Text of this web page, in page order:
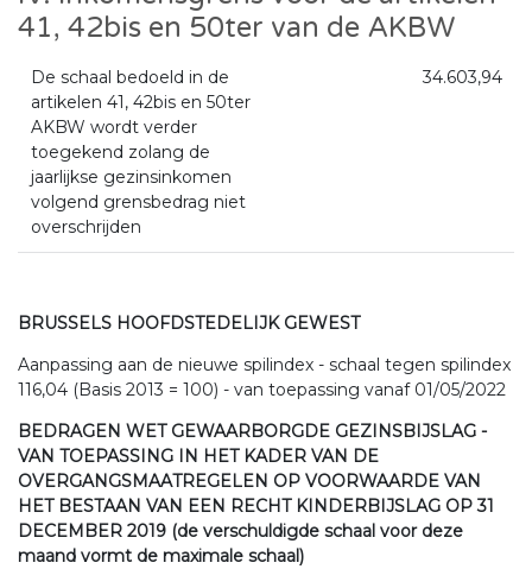
41, 42bis en 50ter van de AKBW
De schaal bedoeld in de
artikelen 41, 42bis en 50ter
AKBW wordt verder
toegekend zolang de
jaarlijkse gezinsinkomen
volgend grensbedrag niet
overschrijden
34.603,94
BRUSSELS HOOFDSTEDELIJK GEWEST
Aanpassing aan de nieuwe spilindex - schaal tegen spilindex
116,04 (Basis 2013 = 100) - van toepassing vanaf 01/05/2022
BEDRAGEN WET GEWAARBORGDE GEZINSBIJSLAG -
VAN TOEPASSING IN HET KADER VAN DE
OVERGANGSMAATREGELEN OP VOORWAARDE VAN
HET BESTAAN VAN EEN RECHT KINDERBIJSLAG OP 31
DECEMBER 2019 (de verschuldigde schaal voor deze
maand vormt de maximale schaal)